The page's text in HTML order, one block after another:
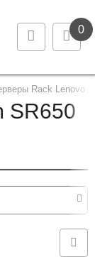
0
Rack Lenovo
SR650